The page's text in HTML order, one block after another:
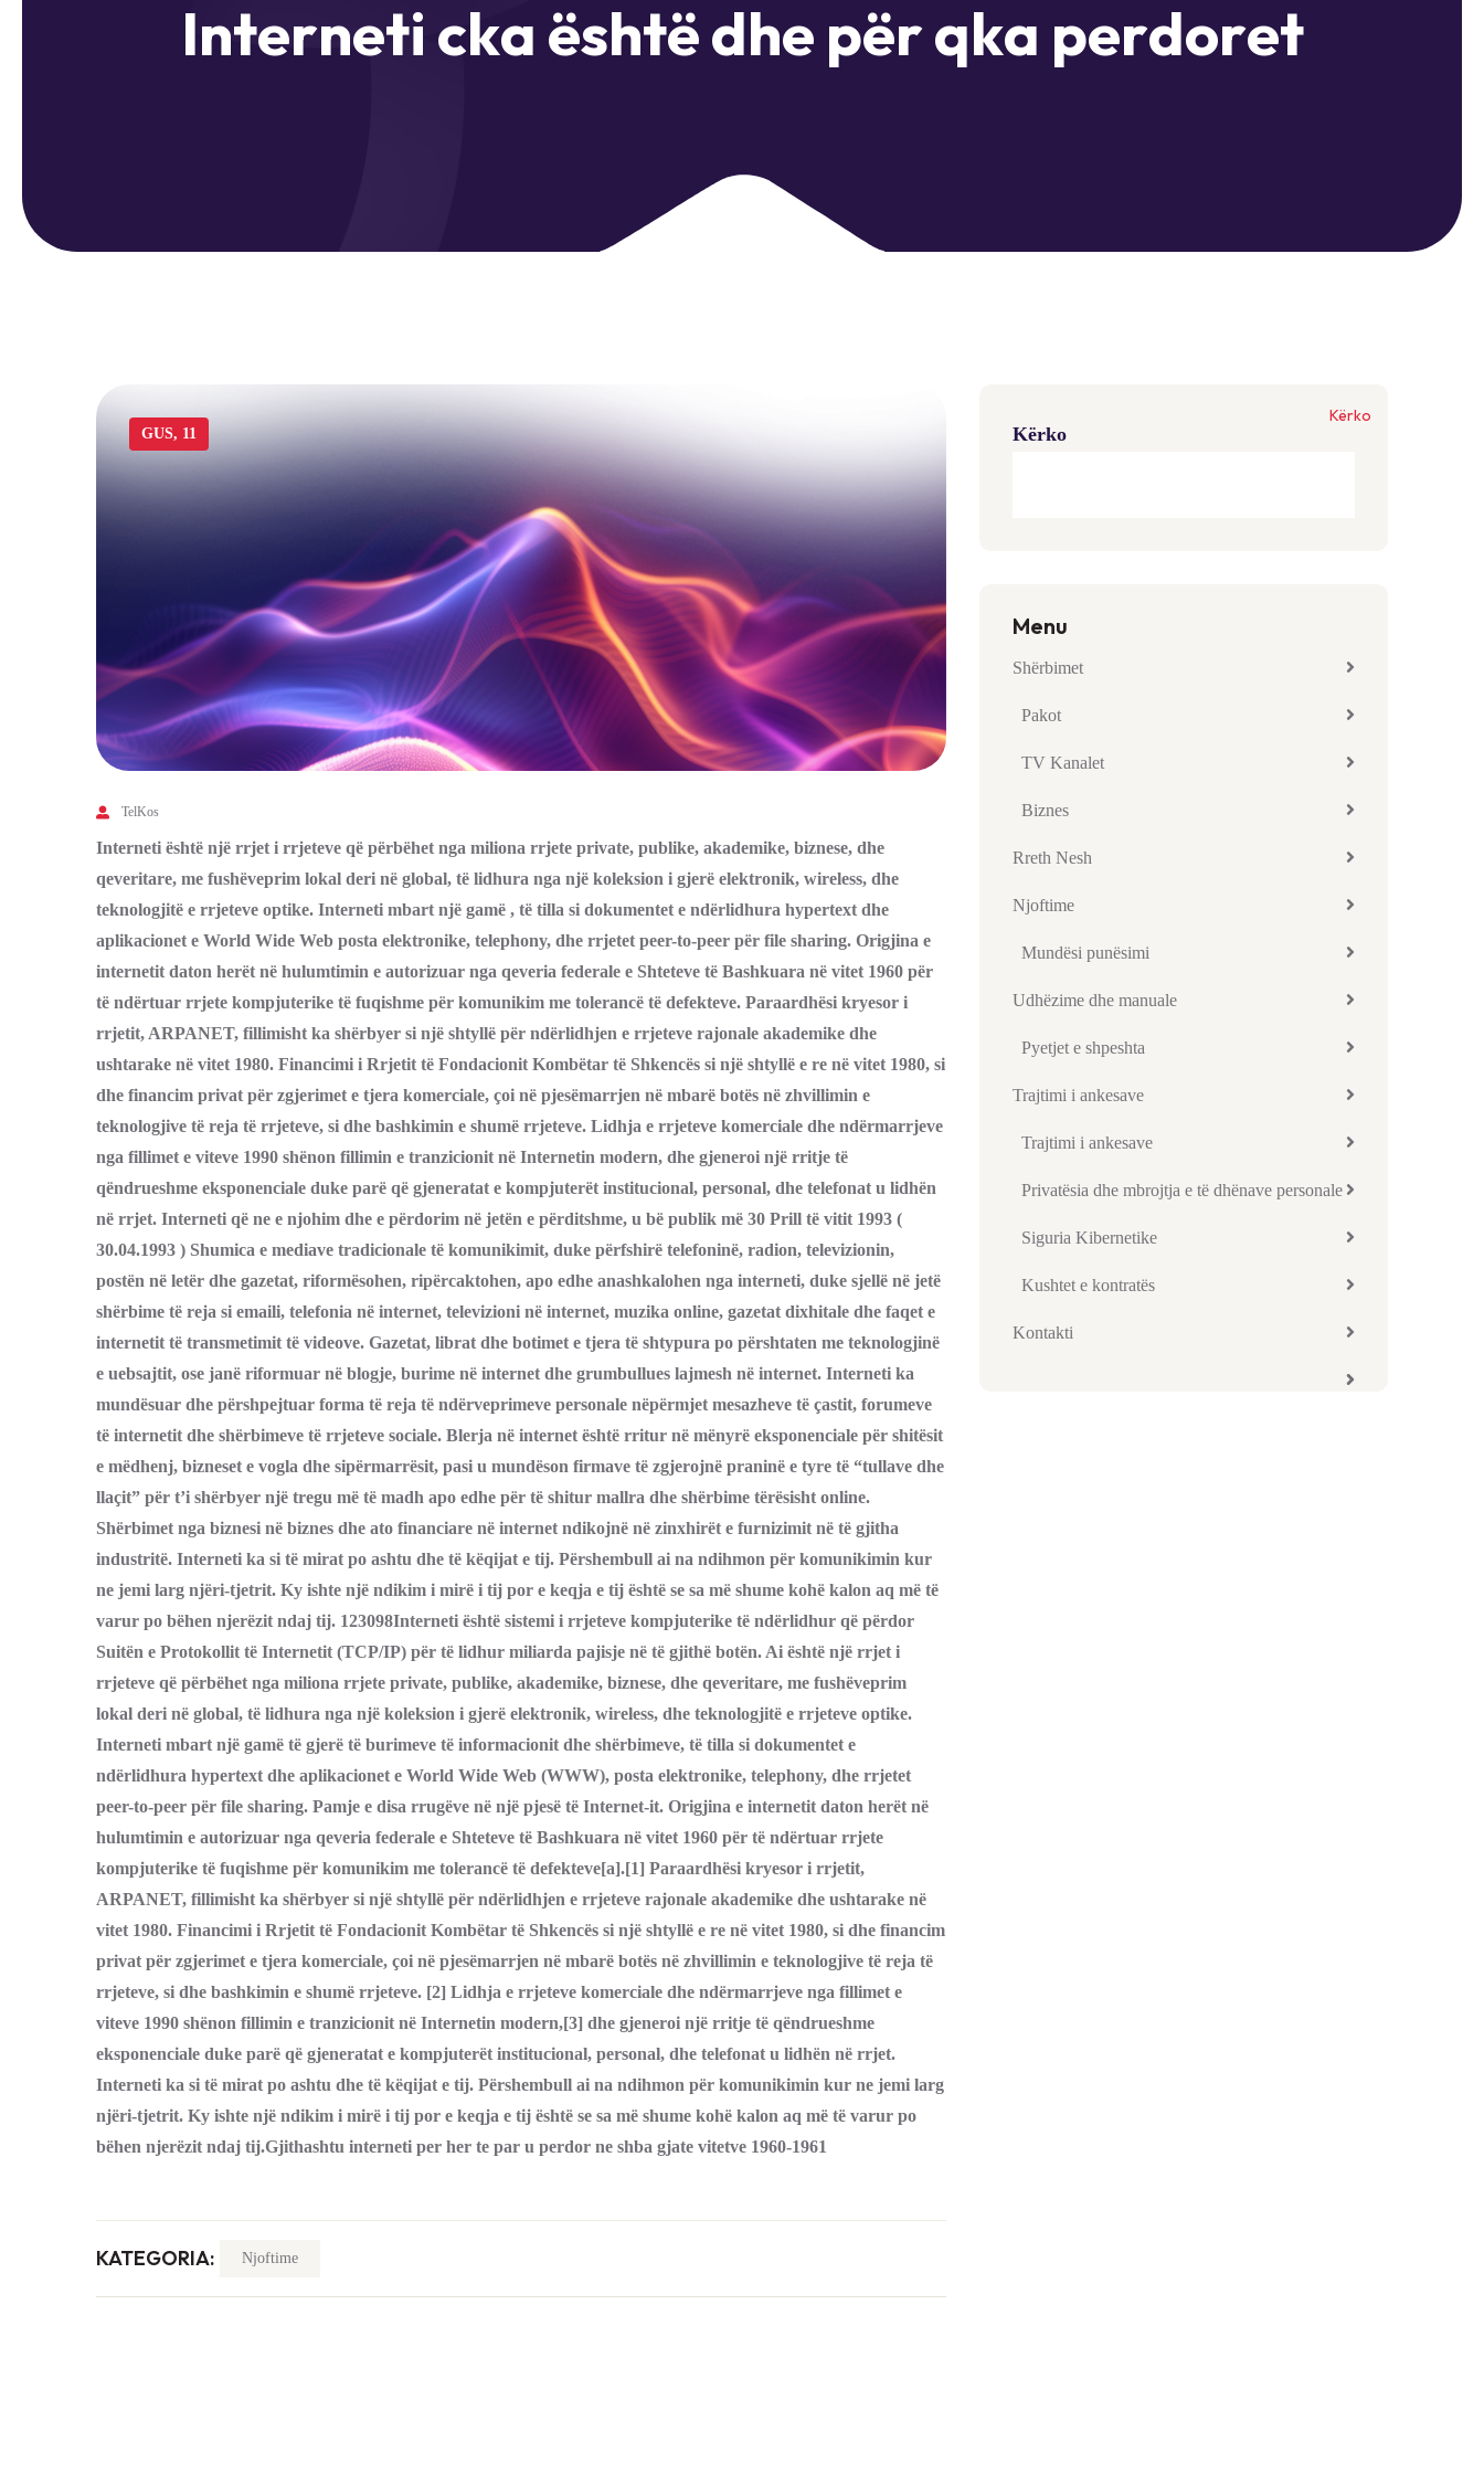
Interneti cka ështëdhe përqka perdoret
GUS, 11
TelKos
Interneti është një rrjet i rrjeteve që përbëhet nga miliona rrjete private, publike, akademike, biznese, dhe
qeveritare, me fushëveprim lokal deri në global, të lidhura nga një koleksion i gjerë elektronik, wireless, dhe
teknologjitë e rrjeteve optike. Interneti mbart një gamë , të tilla si dokumentet e ndërlidhura hypertext dhe
aplikacionet e World Wide Web posta elektronike, telephony, dhe rrjetet peer-to-peer për file sharing. Origjina e
internetit daton herët në hulumtimin e autorizuar nga qeveria federale e Shteteve të Bashkuara në vitet 1960 për
të ndërtuar rrjete kompjuterike të fuqishme për komunikim me tolerancë të defekteve. Paraardhësi kryesor i
rrjetit, ARPANET, fillimisht ka shërbyer si një shtyllë për ndërlidhjen e rrjeteve rajonale akademike dhe
ushtarake në vitet 1980. Financimi i Rrjetit të Fondacionit Kombëtar të Shkencës si një shtyllë e re në vitet 1980, si
dhe financim privat për zgjerimet e tjera komerciale, çoi në pjesëmarrjen në mbarë botës në zhvillimin e
teknologjive të reja të rrjeteve, si dhe bashkimin e shumë rrjeteve. Lidhja e rrjeteve komerciale dhe ndërmarrjeve
nga fillimet e viteve 1990 shënon fillimin e tranzicionit në Internetin modern, dhe gjeneroi një rritje të
qëndrueshme eksponenciale duke parë që gjeneratat e kompjuterët institucional, personal, dhe telefonat u lidhën
në rrjet. Interneti që ne e njohim dhe e përdorim në jetën e përditshme, u bë publik më 30 Prill të vitit 1993 (
30.04.1993 ) Shumica e mediave tradicionale të komunikimit, duke përfshirë telefoninë, radion, televizionin,
postën në letër dhe gazetat, riformësohen, ripërcaktohen, apo edhe anashkalohen nga interneti, duke sjellë në jetë
shërbime të reja si emaili, telefonia në internet, televizioni në internet, muzika online, gazetat dixhitale dhe faqet e
internetit të transmetimit të videove. Gazetat, librat dhe botimet e tjera të shtypura po përshtaten me teknologjinë
e uebsajtit, ose janë riformuar në blogje, burime në internet dhe grumbullues lajmesh në internet. Interneti ka
mundësuar dhe përshpejtuar forma të reja të ndërveprimeve personale nëpërmjet mesazheve të çastit, forumeve
të internetit dhe shërbimeve të rrjeteve sociale. Blerja në internet është rritur në mënyrë eksponenciale për shitësit
e mëdhenj, bizneset e vogla dhe sipërmarrësit, pasi u mundëson firmave të zgjerojnë praninë e tyre të “tullave dhe
llaçit” për t’i shërbyer një tregu më të madh apo edhe për të shitur mallra dhe shërbime tërësisht online.
Shërbimet nga biznesi në biznes dhe ato financiare në internet ndikojnë në zinxhirët e furnizimit në të gjitha
industritë. Interneti ka si të mirat po ashtu dhe të këqijat e tij. Përshembull ai na ndihmon për komunikimin kur
ne jemi larg njëri-tjetrit. Ky ishte një ndikim i mirë i tij por e keqja e tij është se sa më shume kohë kalon aq më të
varur po bëhen njerëzit ndaj tij. 123098Interneti është sistemi i rrjeteve kompjuterike të ndërlidhur që përdor
Suitën e Protokollit të Internetit (TCP/IP) për të lidhur miliarda pajisje në të gjithë botën. Ai është një rrjet i
rrjeteve që përbëhet nga miliona rrjete private, publike, akademike, biznese, dhe qeveritare, me fushëveprim
lokal deri në global, të lidhura nga një koleksion i gjerë elektronik, wireless, dhe teknologjitë e rrjeteve optike.
Interneti mbart një gamë të gjerë të burimeve të informacionit dhe shërbimeve, të tilla si dokumentet e
ndërlidhura hypertext dhe aplikacionet e World Wide Web (WWW), posta elektronike, telephony, dhe rrjetet
peer-to-peer për file sharing. Pamje e disa rrugëve në një pjesë të Internet-it. Origjina e internetit daton herët në
hulumtimin e autorizuar nga qeveria federale e Shteteve të Bashkuara në vitet 1960 për të ndërtuar rrjete
kompjuterike të fuqishme për komunikim me tolerancë të defekteve[a].[1] Paraardhësi kryesor i rrjetit,
ARPANET, fillimisht ka shërbyer si një shtyllë për ndërlidhjen e rrjeteve rajonale akademike dhe ushtarake në
vitet 1980. Financimi i Rrjetit të Fondacionit Kombëtar të Shkencës si një shtyllë e re në vitet 1980, si dhe financim
privat për zgjerimet e tjera komerciale, çoi në pjesëmarrjen në mbarë botës në zhvillimin e teknologjive të reja të
rrjeteve, si dhe bashkimin e shumë rrjeteve. [2] Lidhja e rrjeteve komerciale dhe ndërmarrjeve nga fillimet e
viteve 1990 shënon fillimin e tranzicionit në Internetin modern,[3] dhe gjeneroi një rritje të qëndrueshme
eksponenciale duke parë që gjeneratat e kompjuterët institucional, personal, dhe telefonat u lidhën në rrjet.
Interneti ka si të mirat po ashtu dhe të këqijat e tij. Përshembull ai na ndihmon për komunikimin kur ne jemi larg
njëri-tjetrit. Ky ishte një ndikim i mirë i tij por e keqja e tij është se sa më shume kohë kalon aq më të varur po
bëhen njerëzit ndaj tij.Gjithashtu interneti per her te par u perdor ne shba gjate vitetve 1960-1961
KATEGORIA: Njoftime
Kërko
Kërko
Menu
Shërbimet
Pakot
TV Kanalet
Biznes
Rreth Nesh
Njoftime
Mundësi punësimi
Udhëzime dhe manuale
Pyetjet e shpeshta
Trajtimi i ankesave
Trajtimi i ankesave
Privatësia dhe mbrojtja e të dhënave personale
Siguria Kibernetike
Kushtet e kontratës
Kontakti